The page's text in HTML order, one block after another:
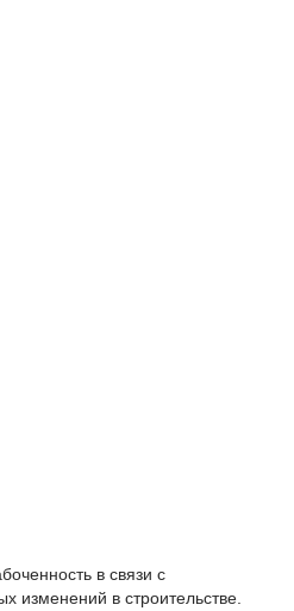
в связи с
изменений в строительстве.